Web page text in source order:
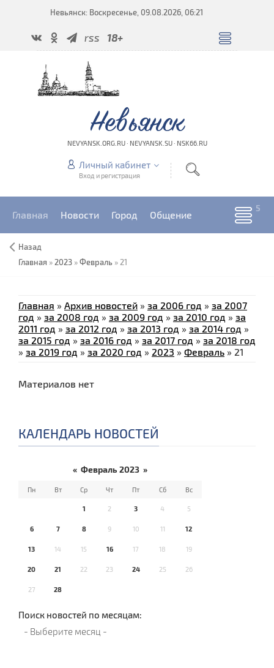
Невьянск: Воскресенье, 09.08.2026, 06:21
rss 18+
Невьянск
NEVYANSK.ORG.RU · NEVYANSK.SU · NSK66.RU
Личный кабинет
Вход и регистрация
Главная Новости Город Общение
Назад
Главная » 2023 »Февраль » 21
Главная » Архив новостей » за 2006 год » за 2007
год » за 2008 год » за 2009 год » за 2010 год » за
2011 год » за 2012 год » за 2013 год » за 2014 год »
за 2015 год » за 2016 год » за 2017 год » за 2018 год
» за 2019 год » за 2020 год » 2023 » Февраль » 21
Материалов нет
КАЛЕНДАРЬ НОВОСТЕЙ
« Февраль 2023 »
Пн Вт Ср Чт Пт Сб Вс
1 2 3 4 5
6 7 8 9 10 11 12
13 14 15 16 17 18 19
20 21 22 23 24 25 26
27 28
Поиск новостей по месяцам: